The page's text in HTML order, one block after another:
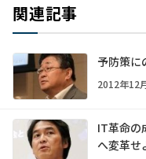
関連記事
予防策に
2012年12
IT革命の
へ変革せ